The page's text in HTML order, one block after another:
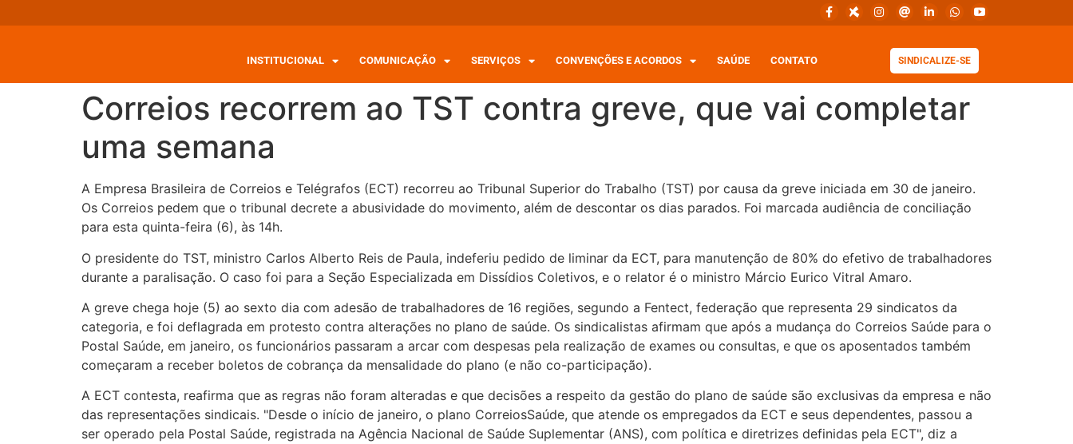
INSTITUCIONAL COMUNICAÇÃO SERVIÇOS CONVENÇÕES E ACORDOS SAÚDE CONTATO SINDICALIZE-SE
Correios recorrem ao TST contra greve, que vai completar
uma semana
A Empresa Brasileira de Correios e Telégrafos (ECT) recorreu ao Tribunal Superior do Trabalho (TST) por causa da greve iniciada em 30 de janeiro.
Os Correios pedem que o tribunal decrete a abusividade do movimento, além de descontar os dias parados. Foi marcada audiência de conciliação
para esta quinta-feira (6), às 14h.
O presidente do TST, ministro Carlos Alberto Reis de Paula, indeferiu pedido de liminar da ECT, para manutenção de 80% do efetivo de trabalhadores
durante a paralisação. O caso foi para a Seção Especializada em Dissídios Coletivos, e o relator é o ministro Márcio Eurico Vitral Amaro.
A greve chega hoje (5) ao sexto dia com adesão de trabalhadores de 16 regiões, segundo a Fentect, federação que representa 29 sindicatos da
categoria, e foi deflagrada em protesto contra alterações no plano de saúde. Os sindicalistas afirmam que após a mudança do Correios Saúde para o
Postal Saúde, em janeiro, os funcionários passaram a arcar com despesas pela realização de exames ou consultas, e que os aposentados também
começaram a receber boletos de cobrança da mensalidade do plano (e não co-participação).
A ECT contesta, reafirma que as regras não foram alteradas e que decisões a respeito da gestão do plano de saúde são exclusivas da empresa e não
das representações sindicais. "Desde o início de janeiro, o plano CorreiosSaúde, que atende os empregados da ECT e seus dependentes, passou a
ser operado pela Postal Saúde, registrada na Agência Nacional de Saúde Suplementar (ANS), com política e diretrizes definidas pela ECT", diz a